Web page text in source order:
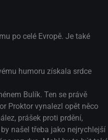
po celé Evropě. Je také
humoru získala srdce
Bulík. Ten se právě
Proktor vynalezl opět něco
prášek proti prdění,
našel třeba jako nejrychlejší